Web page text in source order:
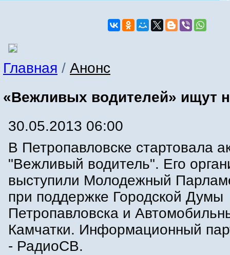
Главная / Анонс
«Вежливых водителей» ищут
30.05.2013 06:00
В Петропавловске стартовала
"Вежливый водитель". Его
выступили Молодежный
при поддержке Городской Думы
Петропавловска и
Камчатки. Информационный
- РадиоСВ.